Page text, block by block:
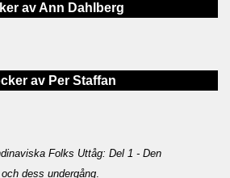
av Ann Dahlberg
av Per Staffan
Folks Uttåg: Del 1 - Den
dess undergång.